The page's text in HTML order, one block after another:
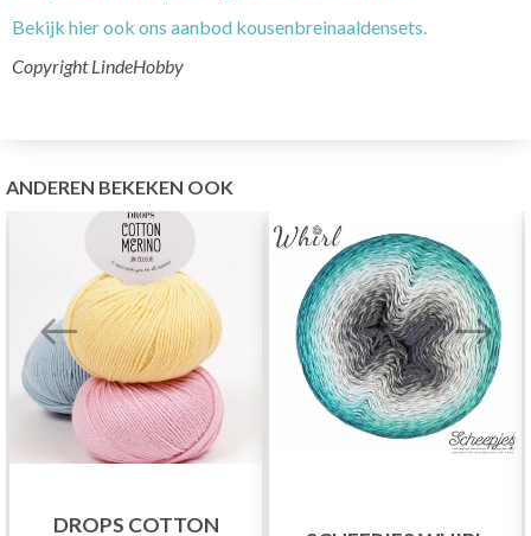
Bekijk hier ook ons aanbod kousenbreinaaldensets.
Copyright LindeHobby
ANDEREN BEKEKEN OOK
DROPS COTTON